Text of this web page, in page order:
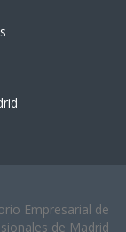
Empresarial de
de Madrid